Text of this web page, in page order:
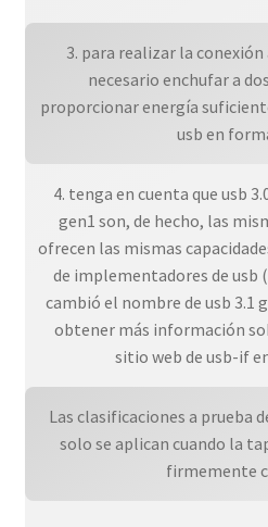
3. para realizar la conexión
necesario enchufar a
proporcionar energía
usb en
4. tenga en cuenta que usb
gen1 son, de hecho, las
ofrecen las mismas
de implementadores de
cambió el nombre de usb 3.1
obtener más información
sitio web de usb-if
Las clasificaciones a prueba
solo se aplican cuando la
firmemente